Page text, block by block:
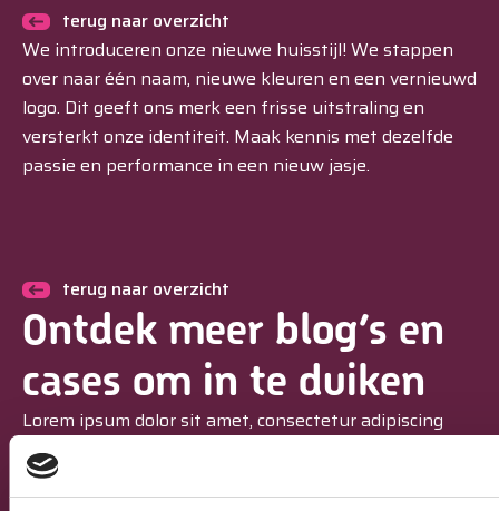
terug naar overzicht
We introduceren onze nieuwe huisstijl! We stappen
over naar één naam, nieuwe kleuren en een vernieuwd
logo. Dit geeft ons merk een frisse uitstraling en
versterkt onze identiteit. Maak kennis met dezelfde
passie en performance in een nieuw jasje.
terug naar overzicht
Ontdek meer blog’s en
cases om in te duiken
Lorem ipsum dolor sit amet, consectetur adipiscing
elit. Ut elit tellus, luctus nec ullamcorper mattis,
pulvinar dapibus leo.